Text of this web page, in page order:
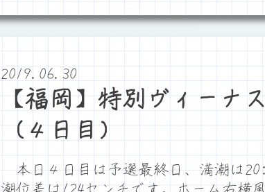
2019.06.30
【福岡】特別ヴィーナ
（４日目）
本日４日目は予選最終日、満潮は
潮位差は124センチです。ホーム右横